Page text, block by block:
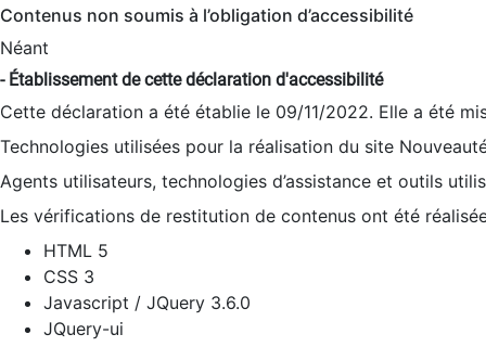
Contenus non soumis à l’obligation d’accessibilité
Néant
- Établissement de cette déclaration d'accessibilité
Cette déclaration a été établie le 09/11/2022. Elle a été
Technologies utilisées pour la réalisation du site
Agents utilisateurs, technologies d’assistance et outils
Les vérifications de restitution de contenus ont été
HTML 5
CSS 3
Javascript / JQuery 3.6.0
JQuery-ui